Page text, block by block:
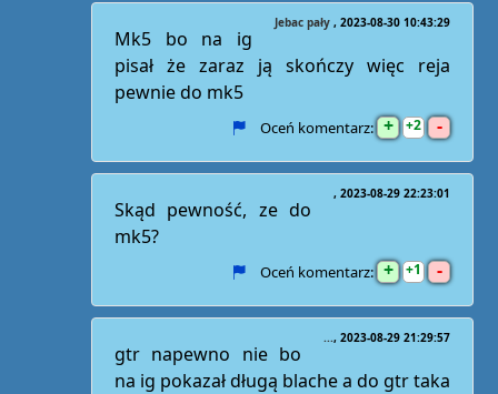
Jebac pały 2023-08-30 10:43:29
Mk5 bo na ig
pisał że zaraz ją skończy więc reja
pewnie do mk5
Oceń komentarz: + 2 -
2023-08-29 22:23:01
Skąd pewność, ze do
mk5?
Oceń komentarz: + 1 -
... 2023-08-29 21:29:57
gtr napewno nie bo
na ig pokazał długą blache a do gtr taka